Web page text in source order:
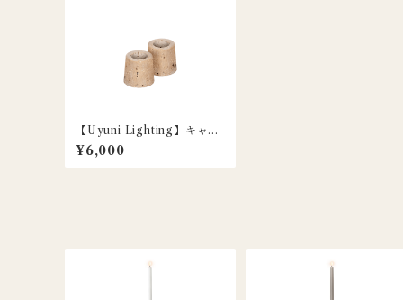
【Uyuni Lighting】キャン
ドルホルダー トラバーチン
S / 2個セット
¥6,000